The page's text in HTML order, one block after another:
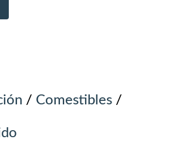
/ Comestibles /